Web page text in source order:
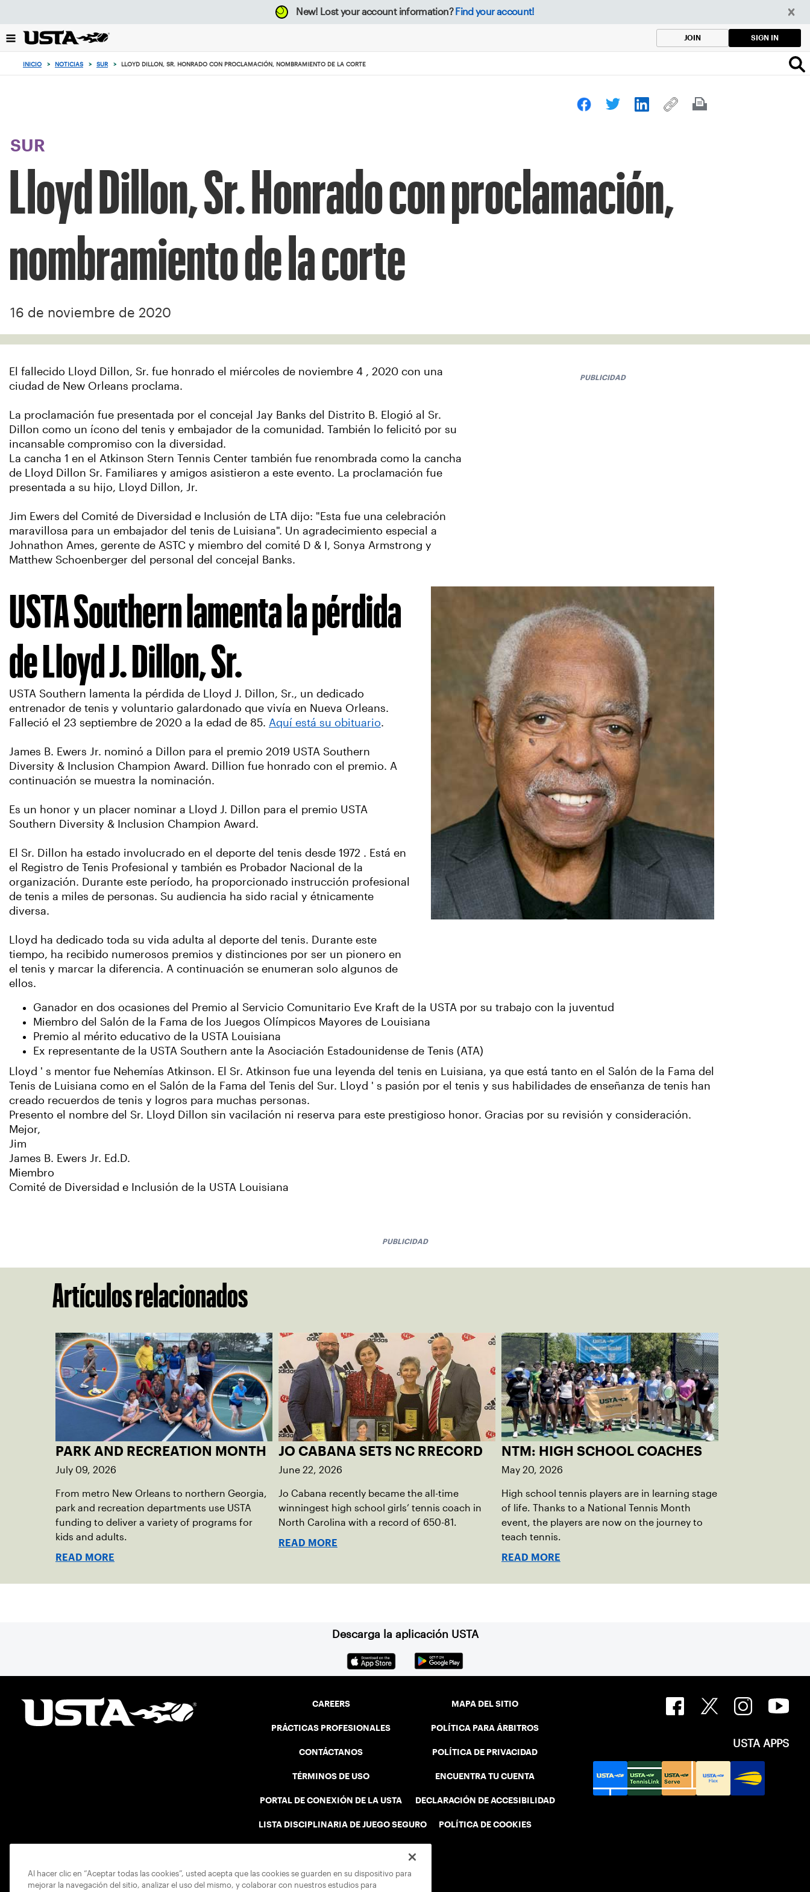
el
botón
New! Lost your account information? Find your account!
JOIN SIGN IN
INICIO > NOTICIAS > SUR > LLOYD DILLON, SR. HONRADO CON PROCLAMACIÓN, NOMBRAMIENTO DE LA CORTE
SUR
Lloyd Dillon, Sr. Honrado con proclamación,
nombramiento de la corte
16 de noviembre de 2020
El fallecido Lloyd Dillon, Sr. fue honrado el miércoles de noviembre 4 , 2020 con una
ciudad de New Orleans proclama.
La proclamación fue presentada por el concejal Jay Banks del Distrito B. Elogió al Sr.
Dillon como un ícono del tenis y embajador de la comunidad. También lo felicitó por su
incansable compromiso con la diversidad.
La cancha 1 en el Atkinson Stern Tennis Center también fue renombrada como la cancha
de Lloyd Dillon Sr. Familiares y amigos asistieron a este evento. La proclamación fue
presentada a su hijo, Lloyd Dillon, Jr.
Jim Ewers del Comité de Diversidad e Inclusión de LTA dijo: "Esta fue una celebración
maravillosa para un embajador del tenis de Luisiana". Un agradecimiento especial a
Johnathon Ames, gerente de ASTC y miembro del comité D & I, Sonya Armstrong y
Matthew Schoenberger del personal del concejal Banks.
PUBLICIDAD
USTA Southern lamenta la pérdida
de Lloyd J. Dillon, Sr.
USTA Southern lamenta la pérdida de Lloyd J. Dillon, Sr., un dedicado
entrenador de tenis y voluntario galardonado que vivía en Nueva Orleans.
Falleció el 23 septiembre de 2020 a la edad de 85. Aquí está su obituario.
James B. Ewers Jr. nominó a Dillon para el premio 2019 USTA Southern
Diversity & Inclusion Champion Award. Dillion fue honrado con el premio. A
continuación se muestra la nominación.
Es un honor y un placer nominar a Lloyd J. Dillon para el premio USTA
Southern Diversity & Inclusion Champion Award.
El Sr. Dillon ha estado involucrado en el deporte del tenis desde 1972 . Está en
el Registro de Tenis Profesional y también es Probador Nacional de la
organización. Durante este período, ha proporcionado instrucción profesional
de tenis a miles de personas. Su audiencia ha sido racial y étnicamente
diversa.
Lloyd ha dedicado toda su vida adulta al deporte del tenis. Durante este
tiempo, ha recibido numerosos premios y distinciones por ser un pionero en
el tenis y marcar la diferencia. A continuación se enumeran solo algunos de
ellos.
Ganador en dos ocasiones del Premio al Servicio Comunitario Eve Kraft de la USTA por su trabajo con la juventud
Miembro del Salón de la Fama de los Juegos Olímpicos Mayores de Louisiana
Premio al mérito educativo de la USTA Louisiana
Ex representante de la USTA Southern ante la Asociación Estadounidense de Tenis (ATA)
Lloyd ' s mentor fue Nehemías Atkinson. El Sr. Atkinson fue una leyenda del tenis en Luisiana, ya que está tanto en el Salón de la Fama del
Tenis de Luisiana como en el Salón de la Fama del Tenis del Sur. Lloyd ' s pasión por el tenis y sus habilidades de enseñanza de tenis han
creado recuerdos de tenis y logros para muchas personas.
Presento el nombre del Sr. Lloyd Dillon sin vacilación ni reserva para este prestigioso honor. Gracias por su revisión y consideración.
Mejor,
Jim
James B. Ewers Jr. Ed.D.
Miembro
Comité de Diversidad e Inclusión de la USTA Louisiana
PUBLICIDAD
Artículos relacionados
PARK AND RECREATION MONTH
July 09, 2026
From metro New Orleans to northern Georgia,
park and recreation departments use USTA
funding to deliver a variety of programs for
kids and adults.
READ MORE
JO CABANA SETS NC RRECORD
June 22, 2026
Jo Cabana recently became the all-time
winningest high school girls’ tennis coach in
North Carolina with a record of 650-81.
READ MORE
NTM: HIGH SCHOOL COACHES
May 20, 2026
High school tennis players are in learning stage
of life. Thanks to a National Tennis Month
event, the players are now on the journey to
teach tennis.
READ MORE
Descarga la aplicación USTA
CAREERS
PRÁCTICAS PROFESIONALES
CONTÁCTANOS
TÉRMINOS DE USO
PORTAL DE CONEXIÓN DE LA USTA
LISTA DISCIPLINARIA DE JUEGO SEGURO
MAPA DEL SITIO
POLÍTICA PARA ÁRBITROS
POLÍTICA DE PRIVACIDAD
ENCUENTRA TU CUENTA
DECLARACIÓN DE ACCESIBILIDAD
POLÍTICA DE COOKIES
USTA APPS
Al hacer clic en “Aceptar todas las cookies”, usted acepta que las cookies se guarden en su dispositivo para
mejorar la navegación del sitio, analizar el uso del mismo, y colaborar con nuestros estudios para